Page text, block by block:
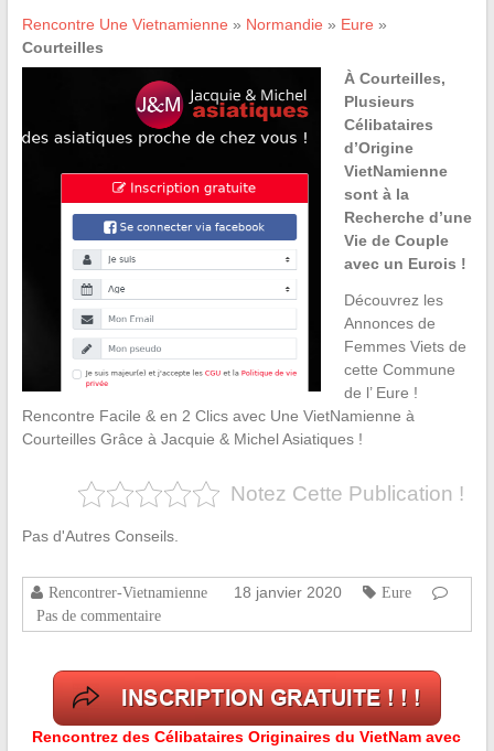
Rencontre Une Vietnamienne » Normandie » Eure »
Courteilles
À Courteilles,
Plusieurs
Célibataires
d’Origine
VietNamienne
sont à la
Recherche d’une
Vie de Couple
avec un Eurois !
Découvrez les
Annonces de
Femmes Viets de
cette Commune
de l’ Eure !
Rencontre Facile & en 2 Clics avec Une VietNamienne à
Courteilles Grâce à Jacquie & Michel Asiatiques !
Notez Cette Publication !
Pas d'Autres Conseils.
Rencontrer-Vietnamienne 18 janvier 2020
Eure
Pas de commentaire
Rencontrez des Célibataires Originaires du VietNam avec